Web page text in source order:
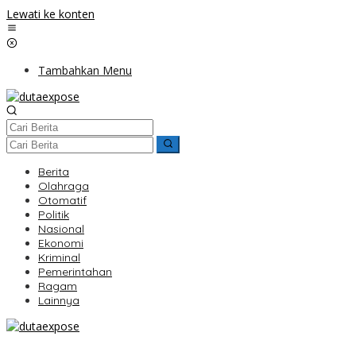
Lewati ke konten
Tambahkan Menu
Berita
Olahraga
Otomatif
Politik
Nasional
Ekonomi
Kriminal
Pemerintahan
Ragam
Lainnya